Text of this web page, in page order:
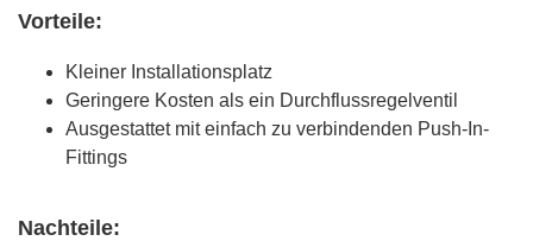
Vorteile:
Kleiner Installationsplatz
Geringere Kosten als ein Durchflussregelventil
Ausgestattet mit einfach zu verbindenden Push-In-
Fittings
Nachteile: